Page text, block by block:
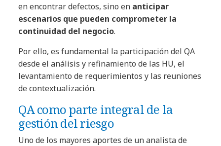
en encontrar defectos, sino en anticipar
escenarios que pueden comprometer la
continuidad del negocio.
Por ello, es fundamental la participación del QA
desde el análisis y refinamiento de las HU, el
levantamiento de requerimientos y las reuniones
de contextualización.
QA como parte integral de la
gestión del riesgo
Uno de los mayores aportes de un analista de